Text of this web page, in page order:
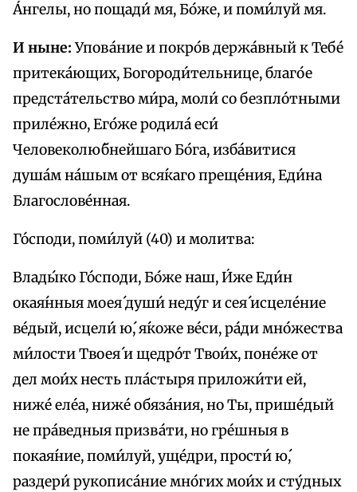
А́нгелы, но пощади́ мя, Бо́же, и поми́луй мя.
И ныне:Упова́ние и покро́в держа́вный к Тебе́
притека́ющих, Богороди́тельнице, благо́е
предста́тельство ми́ра, моли́ со безпло́тными
приле́жно, Его́же родила́ еси́
Человеколю́бнейшаго Бо́га, изба́витися
душа́м на́шым от вся́каго преще́ния, Еди́на
Благослове́нная.
Го́споди, поми́луй (40) и молитва:
Влады́ко Го́споди, Бо́же наш, И́же Еди́н
окая́нныя моея́ души́ неду́г и сея́ исцеле́ние
ве́дый, исцели́ ю́, я́коже ве́си, ра́ди мно́жества
ми́лости Твоея́ и щедро́т Твои́х, поне́же от
дел мои́х несть пла́стыря приложи́ти ей,
ниже́ еле́а, ниже́ обяза́ния, но Ты, прише́дый
не пра́ведныя призва́ти, но гре́шныя в
покая́ние, поми́луй, уще́дри, прости́ ю́,
раздери́ рукописа́ние мно́гих мои́х и сту́дных